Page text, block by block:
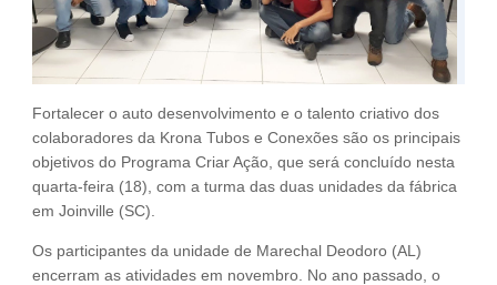
Fortalecer o auto desenvolvimento e o talento criativo dos
colaboradores da Krona Tubos e Conexões são os principais
objetivos do Programa Criar Ação, que será concluído nesta
quarta-feira (18), com a turma das duas unidades da fábrica
em Joinville (SC).
Os participantes da unidade de Marechal Deodoro (AL)
encerram as atividades em novembro. No ano passado, o